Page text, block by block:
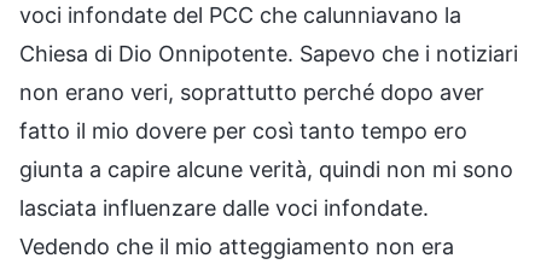
voci infondate del PCC che calunniavano la
Chiesa di Dio Onnipotente. Sapevo che i notiziari
non erano veri, soprattutto perché dopo aver
fatto il mio dovere per così tanto tempo ero
giunta a capire alcune verità, quindi non mi sono
lasciata influenzare dalle voci infondate.
Vedendo che il mio atteggiamento non era